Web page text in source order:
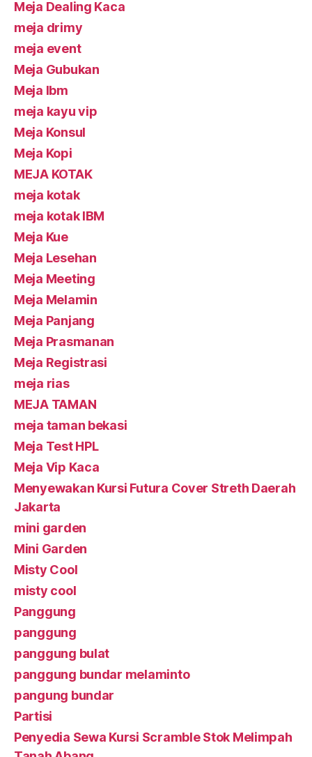
Meja Dealing Kaca
meja drimy
meja event
Meja Gubukan
Meja Ibm
meja kayu vip
Meja Konsul
Meja Kopi
MEJA KOTAK
meja kotak
meja kotak IBM
Meja Kue
Meja Lesehan
Meja Meeting
Meja Melamin
Meja Panjang
Meja Prasmanan
Meja Registrasi
meja rias
MEJA TAMAN
meja taman bekasi
Meja Test HPL
Meja Vip Kaca
Menyewakan Kursi Futura Cover Streth Daerah
Jakarta
mini garden
Mini Garden
Misty Cool
misty cool
Panggung
panggung
panggung bulat
panggung bundar melaminto
pangung bundar
Partisi
Penyedia Sewa Kursi Scramble Stok Melimpah